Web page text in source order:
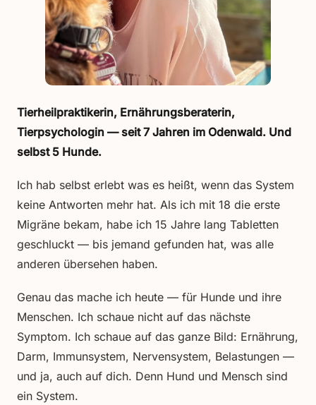
Tierheilpraktikerin, Ernährungsberaterin,
Tierpsychologin — seit 7 Jahren im Odenwald. Und
selbst 5 Hunde.
Ich hab selbst erlebt was es heißt, wenn das System
keine Antworten mehr hat. Als ich mit 18 die erste
Migräne bekam, habe ich 15 Jahre lang Tabletten
geschluckt — bis jemand gefunden hat, was alle
anderen übersehen haben.
Genau das mache ich heute — für Hunde und ihre
Menschen. Ich schaue nicht auf das nächste
Symptom. Ich schaue auf das ganze Bild: Ernährung,
Darm, Immunsystem, Nervensystem, Belastungen —
und ja, auch auf dich. Denn Hund und Mensch sind
ein System.